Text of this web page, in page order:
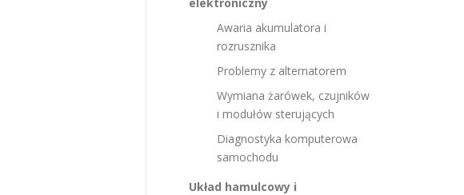
Awaria akumulatora i
rozrusznika
Problemy z alternatorem
Wymiana żarówek, czujników
i modułów sterujących
Diagnostyka komputerowa
samochodu
Układ hamulcowy i